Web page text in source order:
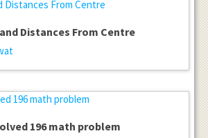
Distances From Centre
196 math problem